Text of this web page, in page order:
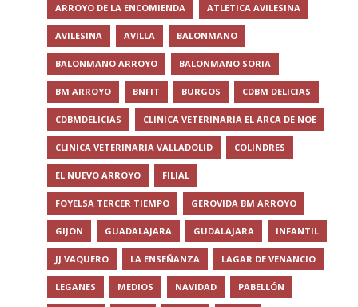
ARROYO DE LA ENCOMIENDA ATLETICA AVILESINA
AVILESINA AVILLA BALONMANO
BALONMANO ARROYO BALONMANO SORIA
BM ARROYO BNFIT BURGOS CDBM DELICIAS
CDBMDELICIAS CLINICA VETERINARIA EL ARCA DE NOE
CLINICA VETERINARIA VALLADOLID COLINDRES
EL NUEVO ARROYO FILIAL
FOYELSA TERCER TIEMPO GEROVIDA BM ARROYO
GIJON GUADALAJARA GUDALAJARA INFANTIL
JJ VAQUERO LA ENSEÑANZA LAGAR DE VENANCIO
LEGANES MEDIOS NAVIDAD PABELLÓN